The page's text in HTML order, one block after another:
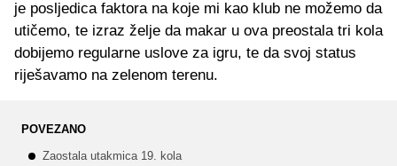
je posljedica faktora na koje mi kao klub ne možemo da
utičemo, te izraz želje da makar u ova preostala tri kola
dobijemo regularne uslove za igru, te da svoj status
riješavamo na zelenom terenu.
POVEZANO
Zaostala utakmica 19. kola